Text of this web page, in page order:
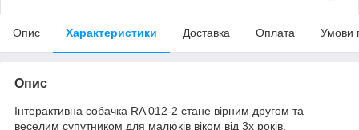
Опис Характеристики Доставка Оплата Умови
Опис
Інтерактивна собачка RA 012-2 стане вірним другом та
веселим супутником для малюків віком від 3х років.